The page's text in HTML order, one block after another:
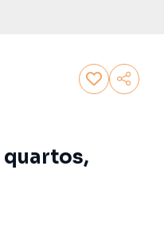
quartos,